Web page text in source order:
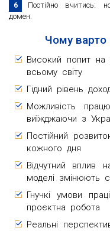
Постійно вчитись:
домен.
Чому
Високий попит на
всьому світу
Гідний рівень
Можливість
виїжджаючи з
Постійний
кожного дня
Відчутний вплив
моделі змінюють
Гнучкі умови
проєктна робота
Реальні